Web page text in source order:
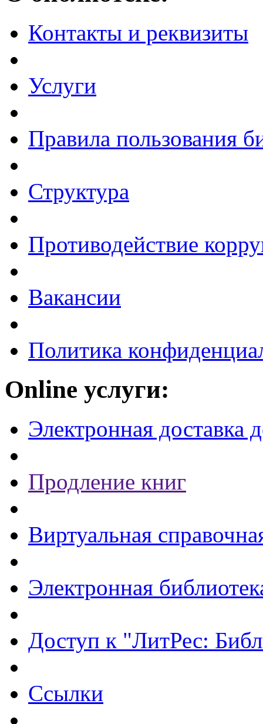
Контакты и реквизиты
Услуги
Правила пользования
Структура
Противодействие
Вакансии
Политика
Online услуги:
Электронная доставка
Продление книг
Виртуальная
Электронная
Доступ к "ЛитРес:
Ссылки